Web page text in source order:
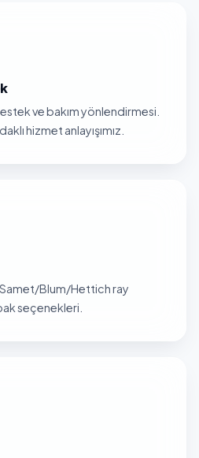
ve bakım yönlendirmesi.
hizmet anlayışımız.
Blum/Hettich ray
seçenekleri.